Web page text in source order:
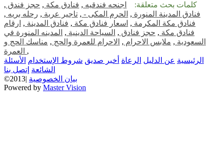
كلمات بحث متعلقة: اجنحه فندقيه , فنادق مكة , حجز فندق ,
فنادق المدينة المنورة , الحرم المكى - , تاجير عربة , رحله بريه ,
فنادق مكة المكرمة , اسعار فنادق مكة , فنادق المدينة , ارقام
فنادق مكة , حجز فنادق , السياحة الدينية , المدينه المنورة في
السعودية , ملابس الاحرام , الاحرام للعمرة والحج , مناسك الحج و
,
الرئيسية عن الدليل الرعاة أخبر صديق شروط الإستخدام الأسئلة
الشائعة إتصل بنا
©2013| بيان الخصوصية
Powered by Master Vision